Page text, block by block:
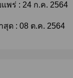
แพร่ : 24 ก.ค. 2564
สุด : 08 ต.ค. 2564